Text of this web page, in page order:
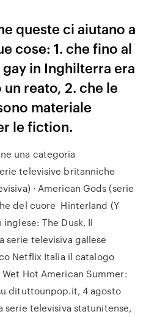
queste ci aiutano a
cose: 1. che fino al
gay in Inghilterra era
reato, 2. che le
materiale
le fiction.
una categoria
televisive britanniche
· American Gods (serie
del cuore Hinterland (Y
The Dusk, Il
serie televisiva gallese
Netflix Italia il catalogo
Hot American Summer:
dituttounpop.it, 4 agosto
serie televisiva statunitense,